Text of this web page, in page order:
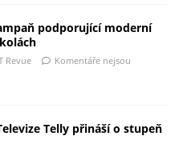
podporující moderní
Revue
Komentáře nejsou
Telly přináší o stupeň